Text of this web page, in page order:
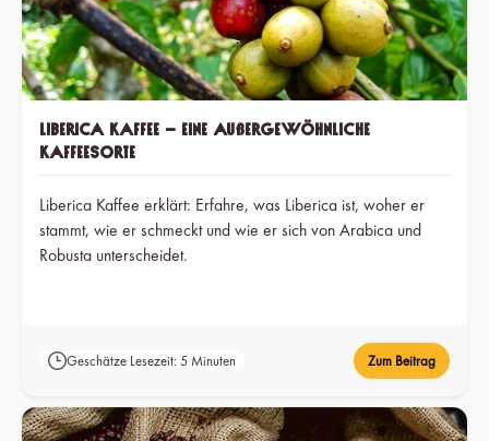
Liberica Kaffee – eine außergewöhnliche
Kaffeesorte
Liberica Kaffee erklärt: Erfahre, was Liberica ist, woher er
stammt, wie er schmeckt und wie er sich von Arabica und
Robusta unterscheidet.
Geschätze Lesezeit: 5 Minuten Zum Beitrag